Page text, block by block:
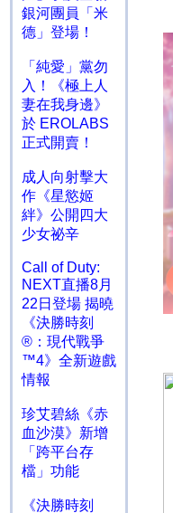
銀河團員「米
德」登場！
「純愛」黨勿
入！《極上人
妻在我身邊》
於 EROLABS
正式開賣！
成人向射擊大
作《星慾姬
絆》公開四大
少女祕辛
Call of Duty:
NEXT直播8月
22日登場 揭曉
《決勝時刻
®：現代戰爭
™4》全新遊戲
情報
珍艾碧絲《赤
血沙漠》新增
「跨平台存
檔」功能
《決勝時刻